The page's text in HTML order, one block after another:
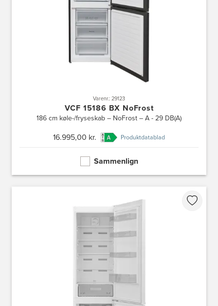
Varenr.: 29123
VCF 15186 BX NoFrost
186 cm køle-/fryseskab – NoFrost – A - 29 DB(A)
16.995,00 kr. Produktdatablad
Sammenlign